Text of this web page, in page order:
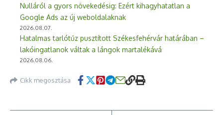
Nulláról a gyors növekedésig: Ezért kihagyhatatlan a
Google Ads az új weboldalaknak
2026.08.07.
Hatalmas tarlótűz pusztított Székesfehérvár határában –
lakóingatlanok váltak a lángok martalékává
2026.08.06.
Cikk megosztása